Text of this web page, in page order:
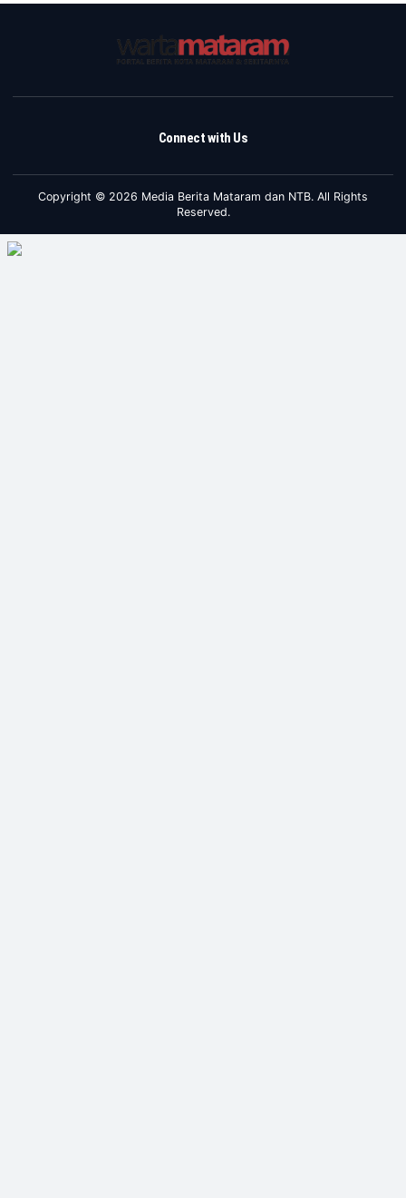
Connect with Us
Copyright © 2026 Media Berita Mataram dan NTB. All Rights
Reserved.